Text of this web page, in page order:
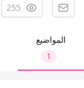
255
المواضيع
1